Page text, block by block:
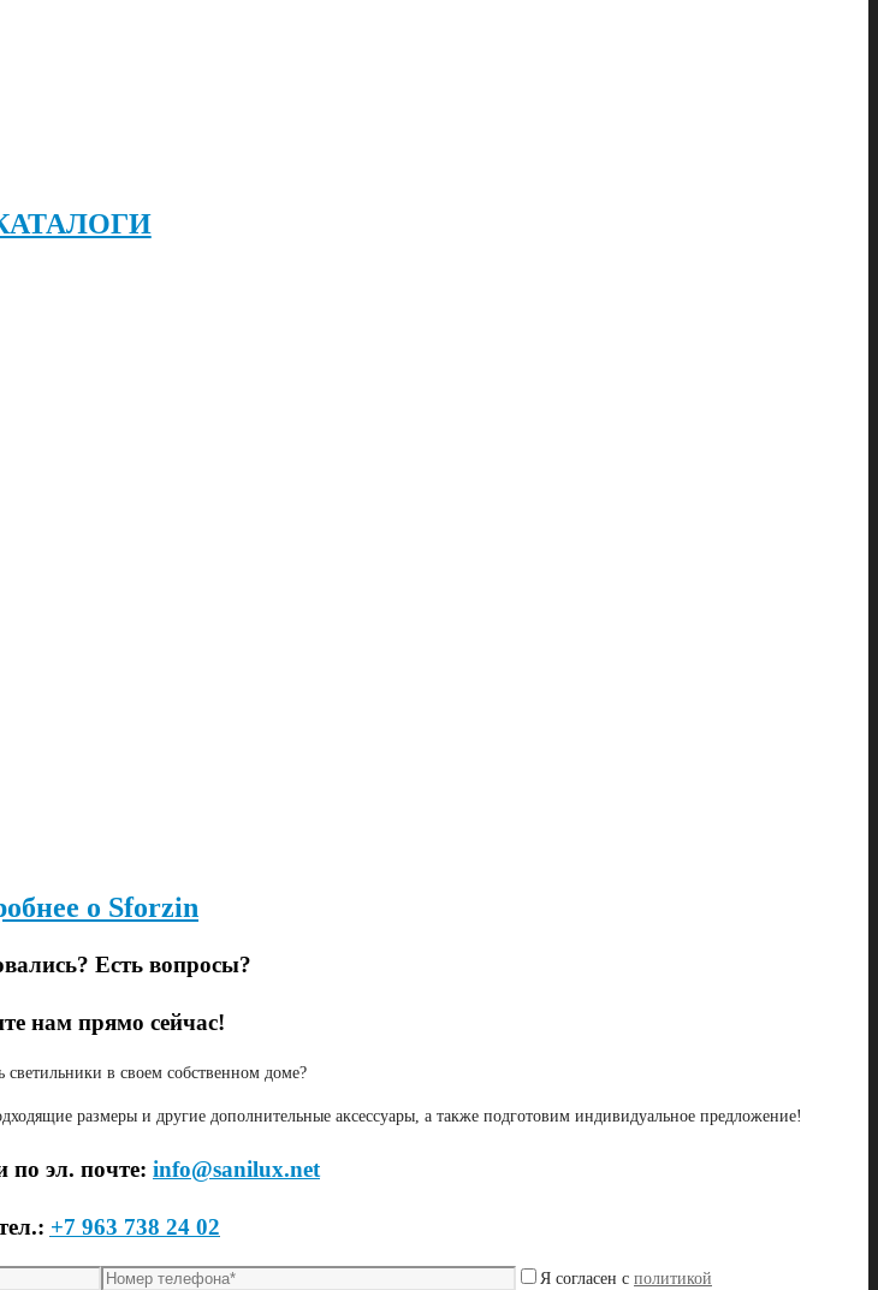
о Sforzin
Есть вопросы?
нам прямо сейчас!
светильники в своем собственном доме?
размеры и другие дополнительные аксессуары, а также подготовим индивидуальное предложение!
по эл. почте: info@sanilux.net
+7 963 738 24 02
Я согласен с политикой